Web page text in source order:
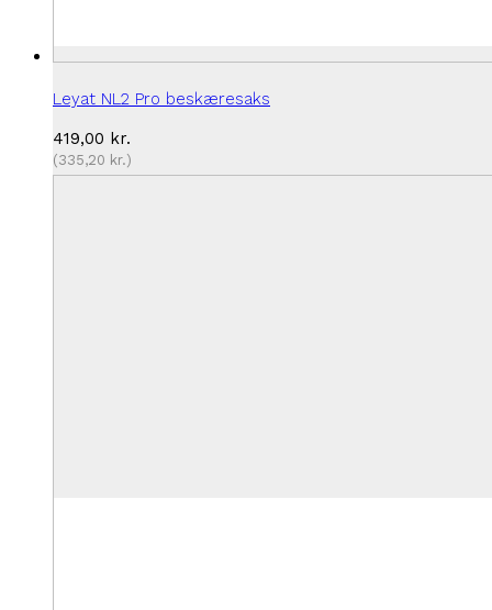
Leyat NL2 Pro beskæresaks
419,00 kr.
(335,20 kr.)